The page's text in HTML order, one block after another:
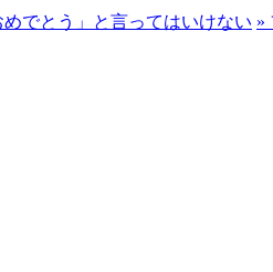
でとう」と言ってはいけない »